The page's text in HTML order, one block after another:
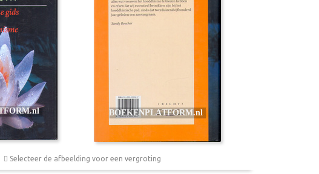
Selecteer de afbeelding voor een vergroting